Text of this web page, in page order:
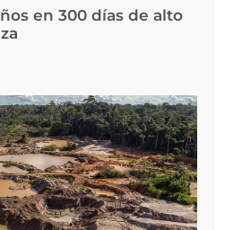
en 300 días de alto